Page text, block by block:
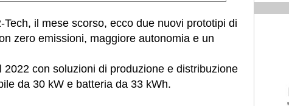
il mese scorso, ecco due nuovi prototipi di
zero emissioni, maggiore autonomia e un
con soluzioni di produzione e distribuzione
da 30 kW e batteria da 33 kWh.